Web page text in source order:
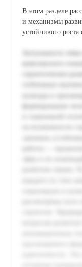
В этом разделе
и механизмы
устойчивого роста